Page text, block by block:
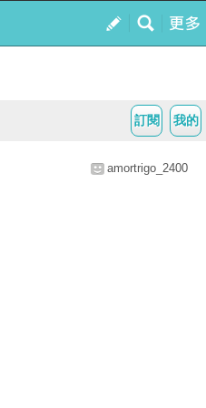
我的
訂閱
amortrigo_2400